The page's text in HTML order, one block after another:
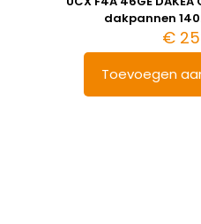
dakpannen
€
Toevoegen